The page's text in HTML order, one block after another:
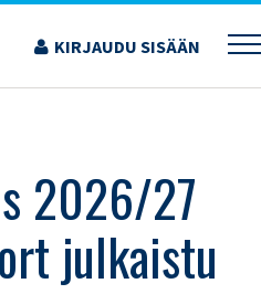
KIRJAUDU SISÄÄN
REPORT JULKAISTU
2026/27
julkaistu